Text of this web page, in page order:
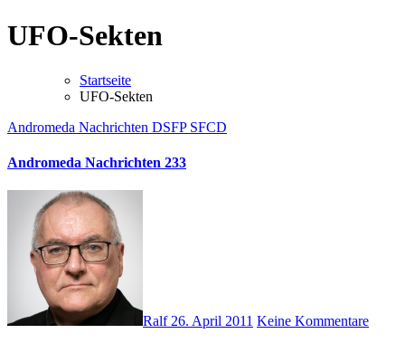
UFO-Sekten
Startseite
UFO-Sekten
Andromeda Nachrichten DSFP SFCD
Andromeda Nachrichten 233
Ralf26. April 2011 Keine Kommentare